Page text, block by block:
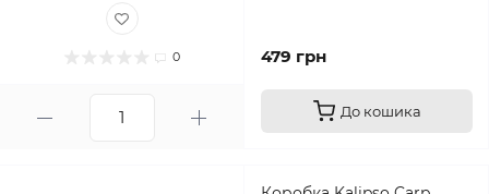
0 479 грн
До кошика